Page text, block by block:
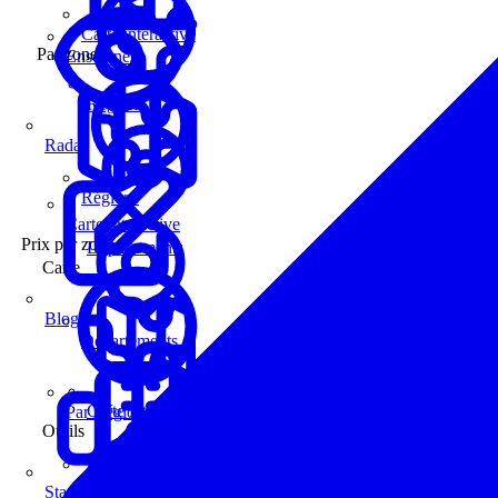
Enseignes
Carte interactive
Prix par zone
Par Région
Régions
Départements
Carte
Carte interactive
Outils
Carte interactive
Par zone
Régions
Départements
Radar
Blog
Statistiques